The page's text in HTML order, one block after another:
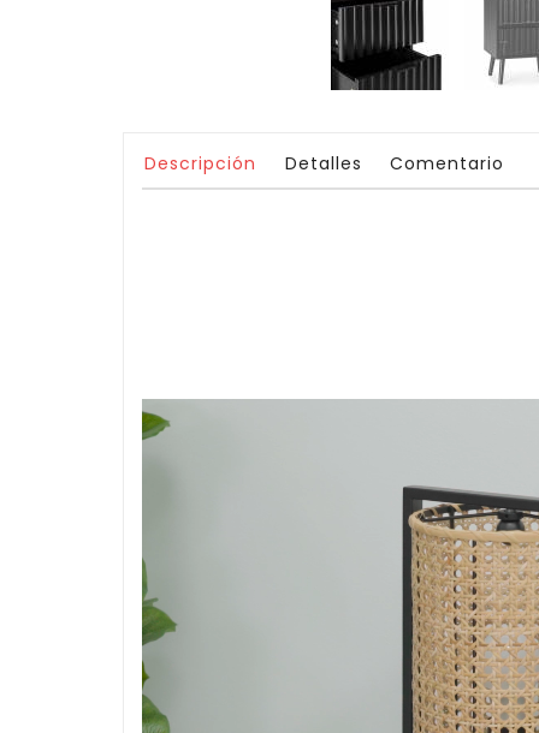
Descripción Detalles Comentario